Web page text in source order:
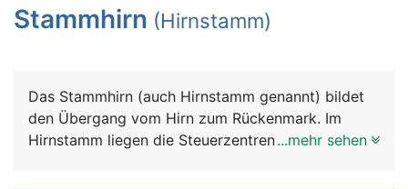
Symptome
News
Stammhirn (Hirnstamm)
Das Stammhirn (auch Hirnstamm genannt) bildet
den Übergang vom Hirn zum Rückenmark. Im
Hirnstamm liegen die Steuerzentren für...mehr sehen